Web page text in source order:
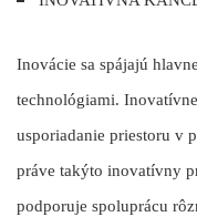
Inovácie sa spájajú
technológiami.
usporiadanie priestoru v
práve takýto inovatívny
podporuje spoluprácu